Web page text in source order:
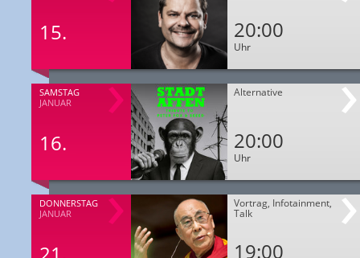
15. 20:00
Uhr
SAMSTAG
JANUAR
16.
Alternative
20:00
Uhr
DONNERSTAG
JANUAR
Vortrag, Infotainment,
Talk
19:00